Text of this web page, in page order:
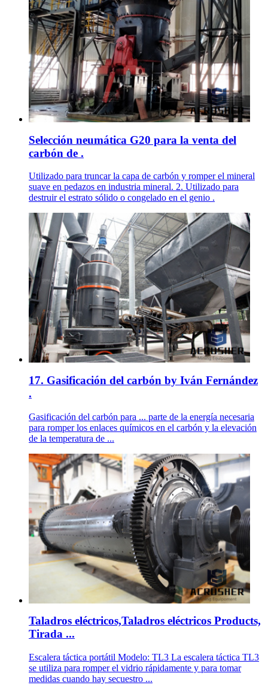
Selección neumática G20 para la venta del
carbón de .
Utilizado para truncar la capa de carbón y romper el mineral
suave en pedazos en industria mineral. 2. Utilizado para
destruir el estrato sólido o congelado en el genio .
17. Gasificación del carbón by Iván Fernández
.
Gasificación del carbón para ... parte de la energía necesaria
para romper los enlaces químicos en el carbón y la elevación
de la temperatura de ...
Taladros eléctricos,Taladros eléctricos Products,
Tirada ...
Escalera táctica portátil Modelo: TL3 La escalera táctica TL3
se utiliza para romper el vidrio rápidamente y para tomar
medidas cuando hay secuestro ...